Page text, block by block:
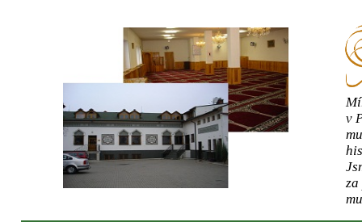
v